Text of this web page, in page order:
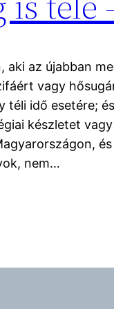
aki az újabban
vagy
téli idő esetére;
készletet
nem…